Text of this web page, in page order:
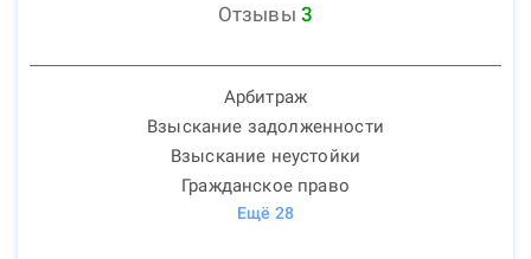
Отзывы 3
Арбитраж
Взыскание задолженности
Взыскание неустойки
Гражданское право
Ещё 28